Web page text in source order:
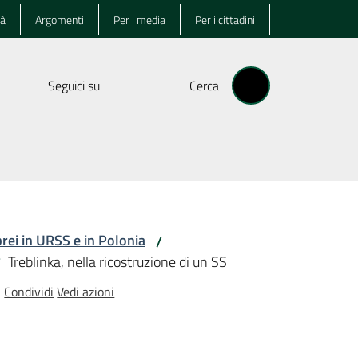
Argomenti Per i media Per i cittadini
Seguici su Cerca
in URSS e in Polonia /
Treblinka, nella ricostruzione di un SS
Condividi Vedi azioni